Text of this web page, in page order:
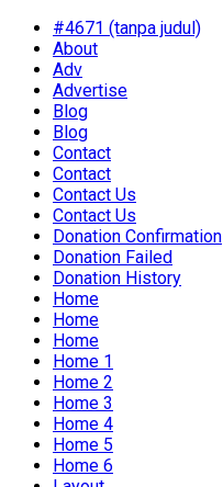
#4671 (tanpa judul)
About
Adv
Advertise
Blog
Blog
Contact
Contact
Contact Us
Contact Us
Donation Confirmation
Donation Failed
Donation History
Home
Home
Home
Home 1
Home 2
Home 3
Home 4
Home 5
Home 6